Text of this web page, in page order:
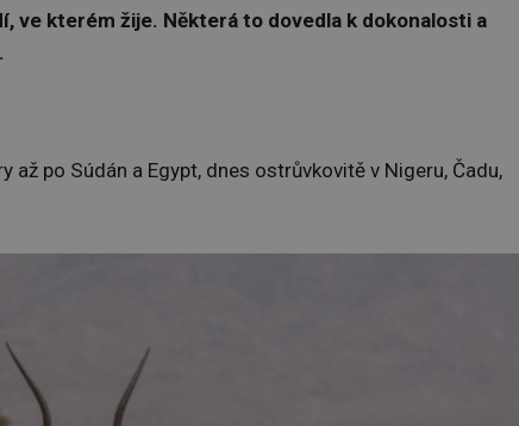
ve kterém žije. Některá to dovedla k dokonalosti a
až po Súdán a Egypt, dnes ostrůvkovitě v Nigeru, Čadu,